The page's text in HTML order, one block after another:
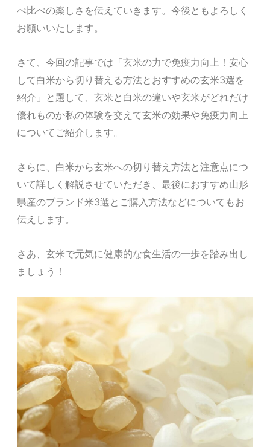
べ比べの楽しさを伝えていきます。今後ともよろしく
お願いいたします。
さて、今回の記事では「玄米の力で免疫力向上！安心
して白米から切り替える方法とおすすめの玄米3選を
紹介」と題して、玄米と白米の違いや玄米がどれだけ
優れものか私の体験を交えて玄米の効果や免疫力向上
についてご紹介します。
さらに、白米から玄米への切り替え方法と注意点につ
いて詳しく解説させていただき、最後におすすめ山形
県産のブランド米3選とご購入方法などについてもお
伝えします。
さあ、玄米で元気に健康的な食生活の一歩を踏み出し
ましょう！